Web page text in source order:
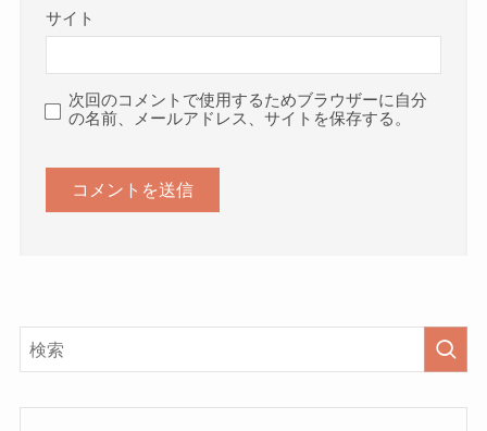
サイト
次回のコメントで使用するためブラウザーに自分
の名前、メールアドレス、サイトを保存する。